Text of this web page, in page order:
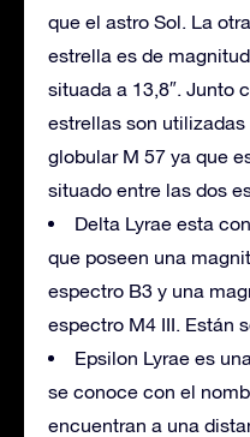
que el astro Sol. La
estrella es de
situada a 13,8″. Junto
estrellas son
globular M 57 ya que
situado entre las dos
Delta Lyrae esta
que poseen una
espectro B3 y una
espectro M4 III. Están
Epsilon Lyrae es
se conoce con el
encuentran a una